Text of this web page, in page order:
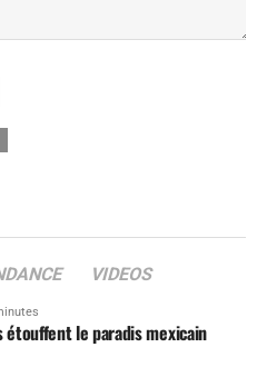
VIDEOS
étouffent le paradis mexicain